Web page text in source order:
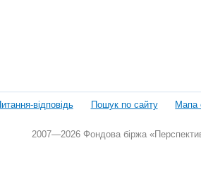
відповідь Пошук по сайту Мапа
2007—2026 Фондова біржа